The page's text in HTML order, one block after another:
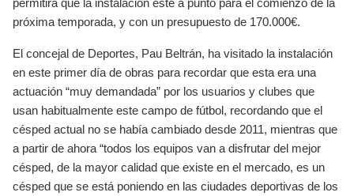
próxima temporada, y con un presupuesto de 170.000€.
El concejal de Deportes, Pau Beltrán, ha visitado la instalación
en este primer día de obras para recordar que esta era una
actuación “muy demandada” por los usuarios y clubes que
usan habitualmente este campo de fútbol, recordando que el
césped actual no se había cambiado desde 2011, mientras que
a partir de ahora “todos los equipos van a disfrutar del mejor
césped, de la mayor calidad que existe en el mercado, es un
césped que se está poniendo en las ciudades deportivas de los